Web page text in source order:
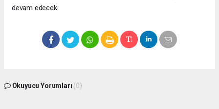
devam edecek.
Okuyucu Yorumları (0)